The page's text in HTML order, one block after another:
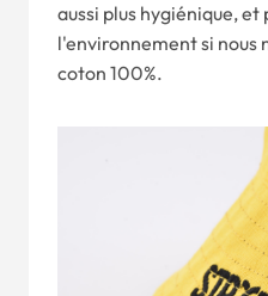
aussi plus hygiénique, et
l'environnement si nous
coton 100%.